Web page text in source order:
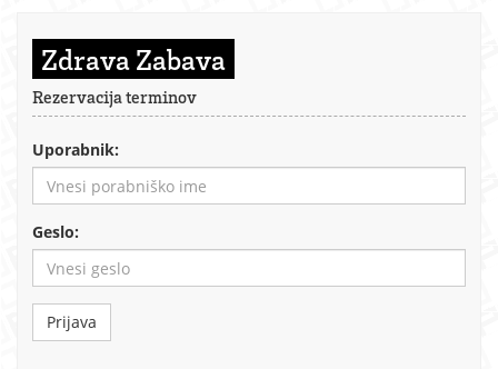
Zdrava Zabava
Rezervacija terminov
Uporabnik:
Geslo:
Prijava